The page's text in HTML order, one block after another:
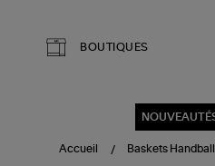
BOUTIQUES
Accueil Baskets